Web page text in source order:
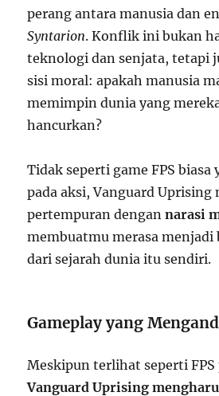
perang antara manusia dan
Syntarion. Konflik ini bukan
teknologi dan senjata, tetapi
sisi moral: apakah manusia
memimpin dunia yang
hancurkan?
Tidak seperti game FPS biasa
pada aksi, Vanguard Uprising
pertempuran dengannarasi
membuatmu merasa
dari sejarah dunia itu sendiri.
Gameplay yang
Meskipun terlihat seperti FPS
Vanguard Uprising